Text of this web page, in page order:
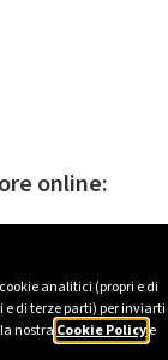
analitici (propri e di
di terze parti) per inviarti
nostra Cookie Policye
online: